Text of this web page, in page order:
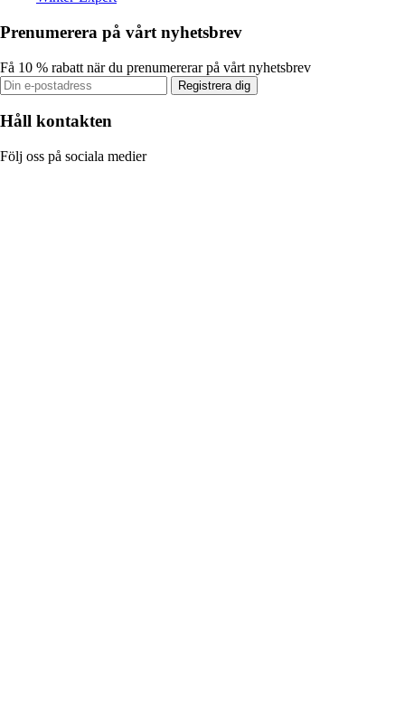
Prenumerera på vårt nyhetsbrev
Få 10 % rabatt när du prenumererar på vårt nyhetsbrev
Registrera dig
Håll kontakten
Följ oss på sociala medier